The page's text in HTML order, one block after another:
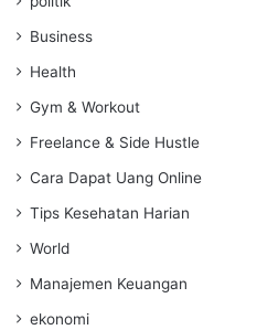
Business
Health
Gym & Workout
Freelance & Side Hustle
Cara Dapat Uang Online
Tips Kesehatan Harian
World
Manajemen Keuangan
ekonomi